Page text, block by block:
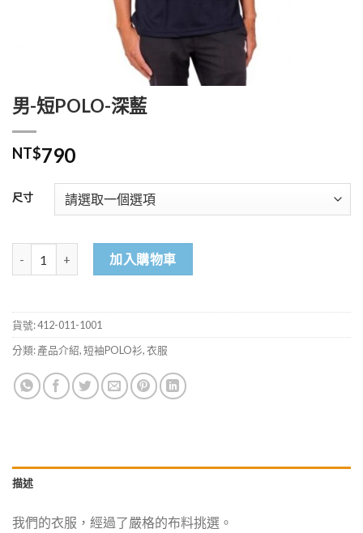
男-短POLO-深藍
NT$790
尺寸
男-短POLO-深藍 數量加入購物車
貨號:412-011-1001
分類:產品介紹,短袖POLO衫,衣服
描述
我們的衣服，經過了嚴格的布料挑選。